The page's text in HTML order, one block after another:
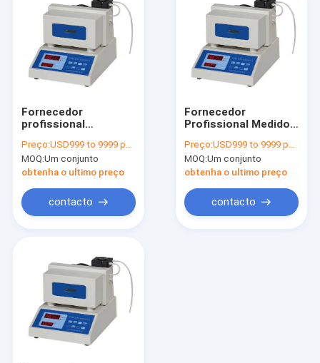
Fornecedor
profissional
automático de
ensaio de densidade
de líquidos, máquina
densidade,
instrumento de
Preço:USD999 to 9999 per unit
MOQ:Um conjunto
obtenha o ultimo preço
contacto
Fornecedor
Profissional Medidor
Densidade de
Líquidos, Testador
de Densidade,
Teste de Densidade
Preço:USD999 to 9999 per unit
MOQ:Um conjunto
obtenha o ultimo preço
contacto